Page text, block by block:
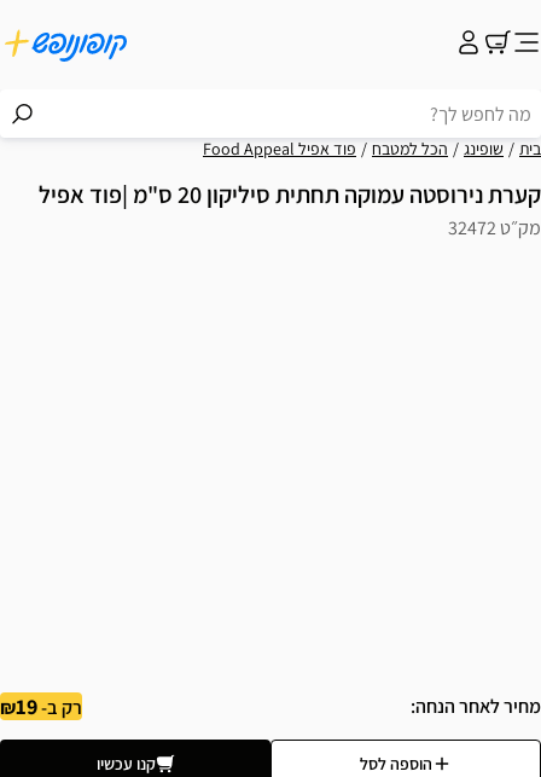
בית שופינג הכל למטבח פוד אפיל Food Appeal
קערת נירוסטה עמוקה תחתית סיליקון 20 ס"מ |פוד אפיל
מק״ט 32472
מחיר לאחר הנחה רק ב-19
הוספה לסל קנו עכשיו